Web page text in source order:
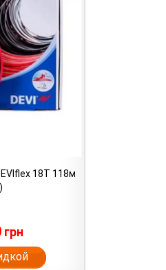
18T 118м
грн